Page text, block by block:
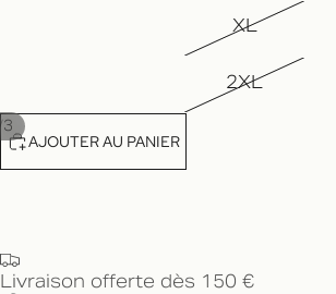
3
XL
2XL
AJOUTER AU PANIER
Livraison offerte dès 150 €